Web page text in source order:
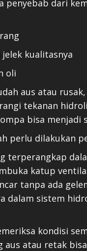
penyebab dari
kualitasnya
oli
aus atau
tekanan
bisa menjadi
perlu dilakukan
terperangkap
katup
tanpa ada
dalam sistem
kondisi
aus atau retak